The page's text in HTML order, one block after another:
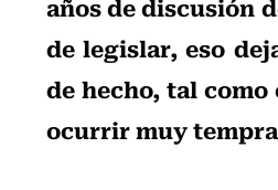
de legislar, eso
de hecho, tal
ocurrir muy